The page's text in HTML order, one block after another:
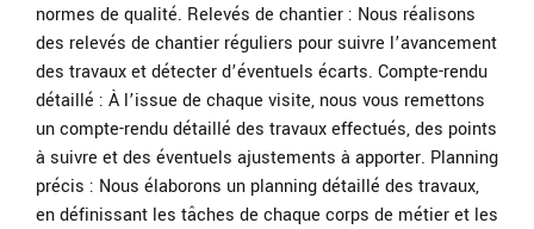
normes de qualité. Relevés de chantier : Nous réalisons
des relevés de chantier réguliers pour suivre l’avancement
des travaux et détecter d’éventuels écarts. Compte-rendu
détaillé : À l’issue de chaque visite, nous vous remettons
un compte-rendu détaillé des travaux effectués, des points
à suivre et des éventuels ajustements à apporter. Planning
précis : Nous élaborons un planning détaillé des travaux,
en définissant les tâches de chaque corps de métier et les